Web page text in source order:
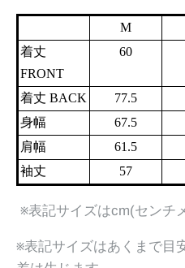
M
着丈
FRONT
60
着丈 BACK 77.5
身幅
67.5
肩幅
61.5
袖丈
57
※表記サイズはcm(センチ
※表記サイズはあくまで目